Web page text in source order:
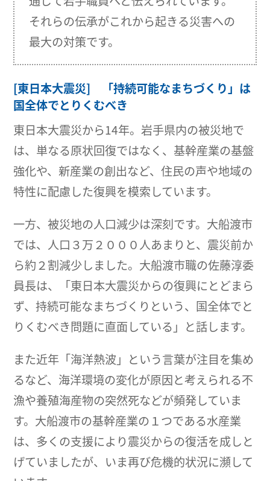
それらの伝承がこれから起きる災害への
最大の対策です。
[東日本大震災] 「持続可能なまちづくり」は
国全体でとりくむべき
東日本大震災から14年。岩手県内の被災地で
は、単なる原状回復ではなく、基幹産業の基盤
強化や、新産業の創出など、住民の声や地域の
特性に配慮した復興を模索しています。
一方、被災地の人口減少は深刻です。大船渡市
では、人口３万２０００人あまりと、震災前か
ら約２割減少しました。大船渡市職の佐藤淳委
員長は、「東日本大震災からの復興にとどまら
ず、持続可能なまちづくりという、国全体でと
りくむべき問題に直面している」と話します。
また近年「海洋熱波」という言葉が注目を集め
るなど、海洋環境の変化が原因と考えられる不
漁や養殖海産物の突然死などが頻発していま
す。大船渡市の基幹産業の１つである水産業
は、多くの支援により震災からの復活を成しと
げていましたが、いま再び危機的状況に瀕して